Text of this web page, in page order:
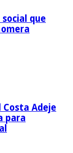
que
Costa Adeje
para